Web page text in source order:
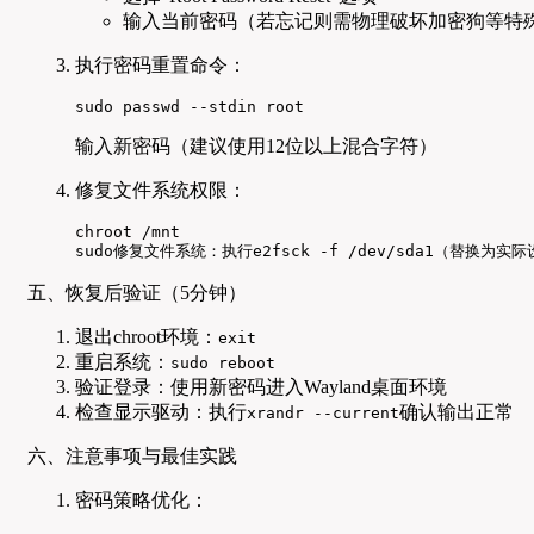
输入当前密码（若忘记则需物理破坏加密狗等特
执行密码重置命令：
sudo passwd --stdin root
输入新密码（建议使用12位以上混合字符）
修复文件系统权限：
chroot /mnt
sudo修复文件系统：执行e2fsck -f /dev/sda1（替换为实际设
五、恢复后验证（5分钟）
退出chroot环境： exit
重启系统： sudo reboot
验证登录：使用新密码进入Wayland桌面环境
检查显示驱动：执行xrandr --current确认输出正常
六、注意事项与最佳实践
密码策略优化：